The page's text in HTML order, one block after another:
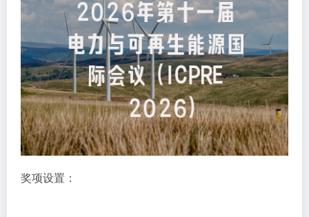
奖项设置：